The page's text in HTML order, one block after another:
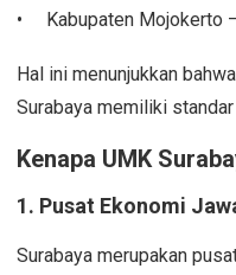
Kabupaten Mojokerto
Hal ini menunjukkan
Surabaya memiliki
Kenapa UMK
1. Pusat Ekonomi
Surabaya merupakan